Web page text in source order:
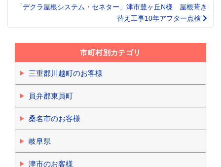
「デクラ屋根システム・セネター」津市豊ヶ丘N様 屋根葺き
替え工事10年アフター点検
市町村別カテゴリ
三重郡川越町のお客様
員弁郡東員町
桑名市のお客様
岐阜県
津市のお客様